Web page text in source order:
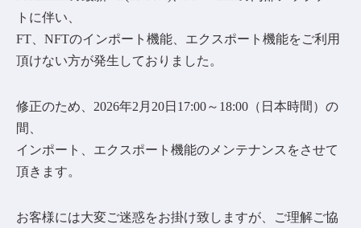
トに伴い、
FT、NFTのインポート機能、エクスポート機能をご利用
頂けない方が発生しておりました。
修正のため、2026年2月20日17:00～18:00（日本時間）の
間、
インポート、エクスポート機能のメンテナンスをさせて
頂きます。
お客様には大変ご迷惑をお掛け致しますが、ご理解ご協